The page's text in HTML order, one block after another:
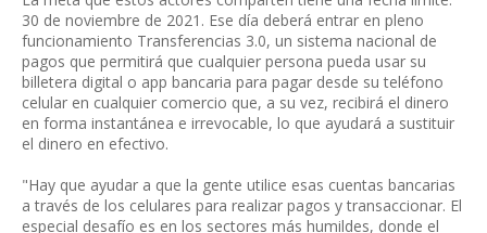
30 de noviembre de 2021. Ese día deberá entrar en pleno
funcionamiento Transferencias 3.0, un sistema nacional de
pagos que permitirá que cualquier persona pueda usar su
billetera digital o app bancaria para pagar desde su teléfono
celular en cualquier comercio que, a su vez, recibirá el dinero
en forma instantánea e irrevocable, lo que ayudará a sustituir
el dinero en efectivo.
"Hay que ayudar a que la gente utilice esas cuentas bancarias
a través de los celulares para realizar pagos y transaccionar. El
especial desafío es en los sectores más humildes, donde el